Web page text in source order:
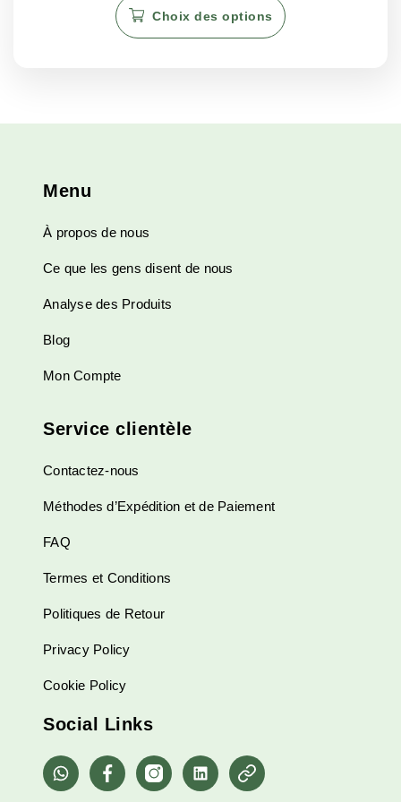
à
€350.00
Choix des options
produit
options
Menu
À propos de nous
Ce que les gens disent de nous
Analyse des Produits
Blog
Mon Compte
Service clientèle
Contactez-nous
Méthodes d’Expédition et de Paiement
FAQ
Termes et Conditions
Politiques de Retour
Privacy Policy
Cookie Policy
Social Links
whatsappFacebookInstagramLinkedinPinterest